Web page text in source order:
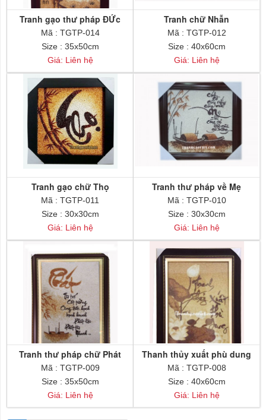
Tranh gạo thư pháp ĐỨc
Minh
Mã : TGTP-014
Size : 35x50cm
Giá: Liên hệ
Tranh chữ Nhẫn
Mã : TGTP-012
Size : 40x60cm
Giá: Liên hệ
Tranh gạo chữ Thọ
Mã : TGTP-011
Size : 30x30cm
Giá: Liên hệ
Tranh thư pháp về Mẹ
Mã : TGTP-010
Size : 30x30cm
Giá: Liên hệ
Tranh thư pháp chữ Phát
Mã : TGTP-009
Size : 35x50cm
Giá: Liên hệ
Thanh thủy xuất phù dung
Mã : TGTP-008
Size : 40x60cm
Giá: Liên hệ